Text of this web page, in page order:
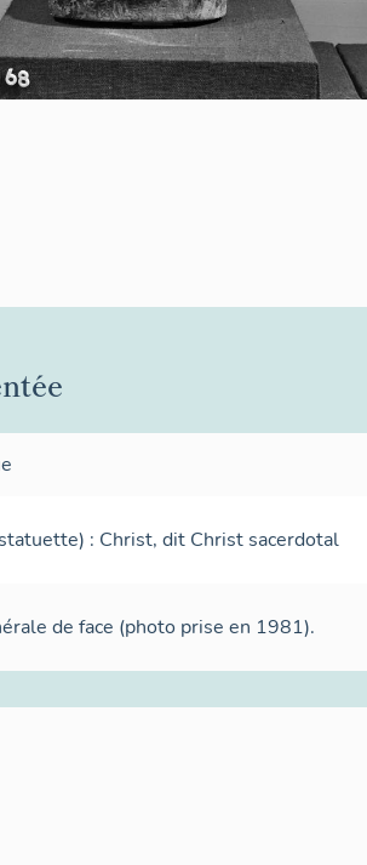
: Christ, dit Christ sacerdotal
de face (photo prise en 1981).